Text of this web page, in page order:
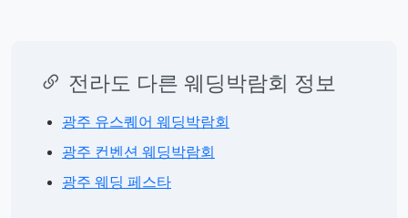
전라도 다른 웨딩박람회 정보
광주 유스퀘어 웨딩박람회
광주 컨벤션 웨딩박람회
광주 웨딩 페스타